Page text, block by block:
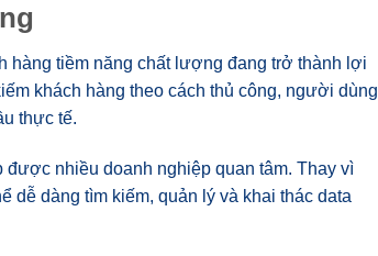
hàng tiềm năng chất lượng đang trở thành lợi
khách hàng theo cách thủ công, người dùng
thực tế.
nhiều doanh nghiệp quan tâm. Thay vì
dễ dàng tìm kiếm, quản lý và khai thác data